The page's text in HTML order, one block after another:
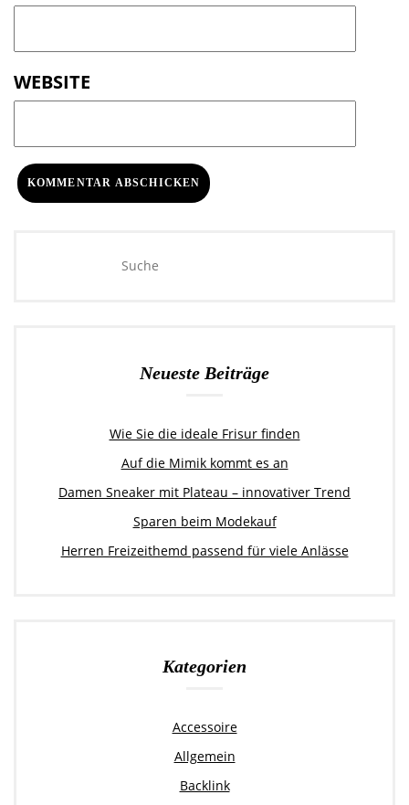
WEBSITE
Neueste Beiträge
Wie Sie die ideale Frisur finden
Auf die Mimik kommt es an
Damen Sneaker mit Plateau – innovativer Trend
Sparen beim Modekauf
Herren Freizeithemd passend für viele Anlässe
Kategorien
Accessoire
Allgemein
Backlink